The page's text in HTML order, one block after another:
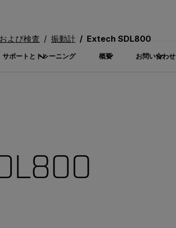
サポートとトレーニング 概要 お問い合わせ
よび検査 振動計 Extech SDL800